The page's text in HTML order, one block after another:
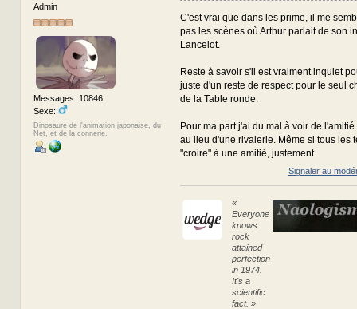
Admin
Messages: 10846
Sexe:
Dinosaure de l'animation japonaise, du
Net, et de la connerie.
C'est vrai que dans les prime, il me
pas les scènes où Arthur parlait de son
Lancelot.
Reste à savoir s'il est vraiment inquiet
juste d'un reste de respect pour le seul
de la Table ronde.
Pour ma part j'ai du mal à voir de
au lieu d'une rivalerie. Même si tous les
"croire" à une amitié, justement.
Signaler au
«
Everyone
knows
rock
attained
perfection
in 1974.
It's a
scientific
fact. »